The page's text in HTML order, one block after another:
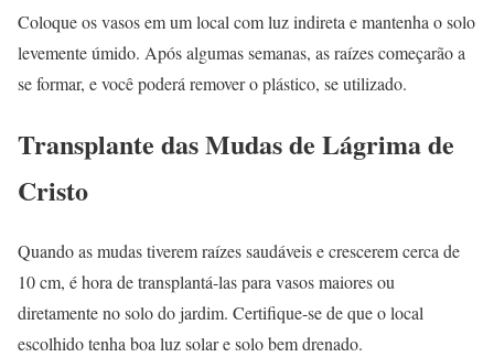
Coloque os vasos em um local com luz indireta e mantenha o solo
levemente úmido. Após algumas semanas, as raízes começarão a
se formar, e você poderá remover o plástico, se utilizado.
Transplante das Mudas de Lágrima de
Cristo
Quando as mudas tiverem raízes saudáveis e crescerem cerca de
10 cm, é hora de transplantá-las para vasos maiores ou
diretamente no solo do jardim. Certifique-se de que o local
escolhido tenha boa luz solar e solo bem drenado.